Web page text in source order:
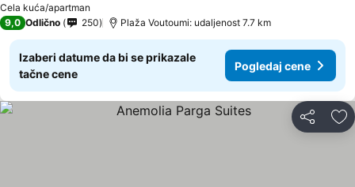
Cela kuća/apartman
9,0 Odlično 250 Plaža Voutoumi: udaljenost 7.7 km
Izaberi datume da bi se prikazale
tačne cene
Pogledaj cene
Deli